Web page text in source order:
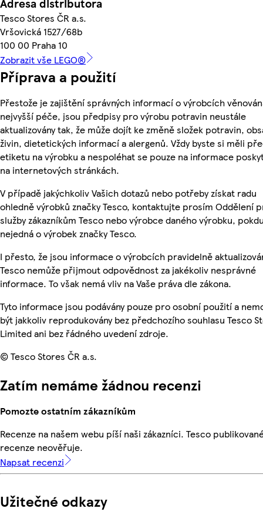
Adresa distributora
Tesco Stores ČR a.s.
Vršovická 1527/68b
100 00 Praha 10
Zobrazit vše LEGO®
Příprava a použití
Přestože je zajištění správných informací o výrobcích
nejvyšší péče, jsou předpisy pro výrobu potravin neustále
aktualizovány tak, že může dojít ke změně složek potravin,
živin, dietetických informací a alergenů. Vždy byste si měli
etiketu na výrobku a nespoléhat se pouze na informace
na internetových stránkách.
V případě jakýchkoliv Vašich dotazů nebo potřeby získat radu
ohledně výrobků značky Tesco, kontaktujte prosím Oddělení
služby zákazníkům Tesco nebo výrobce daného výrobku,
nejedná o výrobek značky Tesco.
I přesto, že jsou informace o výrobcích pravidelně
Tesco nemůže přijmout odpovědnost za jakékoliv nesprávné
informace. To však nemá vliv na Vaše práva dle zákona.
Tyto informace jsou podávány pouze pro osobní použití a
být jakkoliv reprodukovány bez předchozího souhlasu Tesco
Limited ani bez řádného uvedení zdroje.
© Tesco Stores ČR a.s.
Zatím nemáme žádnou recenzi
Pomozte ostatním zákazníkům
Recenze na našem webu píší naši zákazníci. Tesco
recenze neověřuje.
Napsat recenzi
Užitečné odkazy